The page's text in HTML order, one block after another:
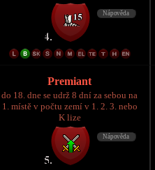
Premiant
do 18. dne se udrž 8 dní za sebou na
1. místě v počtu zemí v 1. 2. 3. nebo
K lize